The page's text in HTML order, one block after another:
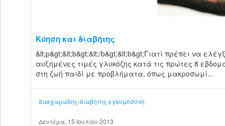
Κύηση και διαβήτης
&lt;p&gt;&lt;b&gt;&lt;/b&gt;&lt;b&gt;Γιατί πρέπει να
αυξημένες τιμές γλυκόζης κατά τις πρώτες 8
στη ζωή παιδί με προβλήματα, όπως μακροσωμί...
σακχαρώδης-διαβήτης εγκυμοσύνη
Δευτέρα, 15 Ιουλίου 2013